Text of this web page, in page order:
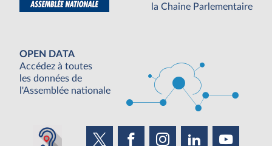
la Chaine Parlementaire
OPEN DATA
Accédez à toutes
les données de
l'Assemblée nationale